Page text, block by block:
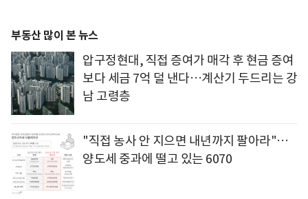
부동산 많이 본 뉴스
압구정현대, 직접 증여가 매각 후 현금 증여
보다 세금 7억 덜 낸다…계산기 두드리는 강
남 고령층
"직접 농사 안 지으면 내년까지 팔아라"…
양도세 중과에 떨고 있는 6070